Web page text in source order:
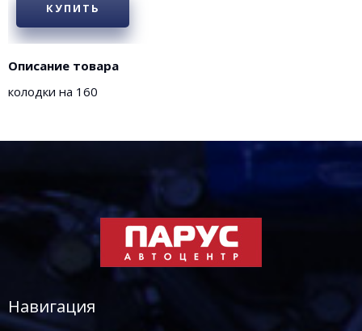
КУПИТЬ
Описание товара
колодки на 160
Навигация